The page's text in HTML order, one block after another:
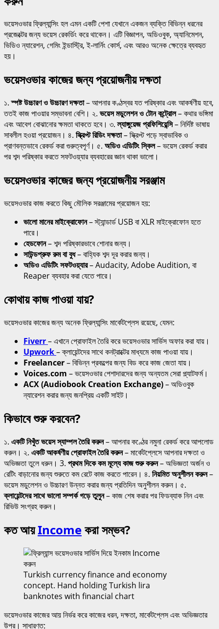
ভয়েসওভার ফ্রিল্যান্সিং হল এমন একটি পেশা যেখানে একজন ব্যক্তি বিভিন্ন ধরনের
প্রজেক্টের জন্য ভয়েস রেকর্ডিং করে থাকেন। এটি বিজ্ঞাপন, অডিওবুক, অ্যানিমেশন,
ভিডিও ন্যারেশন, গেমিং ইন্ডাস্ট্রি, ই-লার্নিং কোর্স, এবং আরও অনেক ক্ষেত্রে ব্যবহৃত
হয়।
ভয়েসওভার কাজের জন্য প্রয়োজনীয় দক্ষতা
১.স্পষ্ট উচ্চারণ ও উচ্চারণ দক্ষতা– আপনার কণ্ঠস্বর যত পরিষ্কার এবং আকর্ষণীয় হবে,
ততই কাজ পাওয়ার সম্ভাবনা বেশি। ২. ভয়েস মডুলেশন ও টোন কন্ট্রোল– কথার ভঙ্গিমা
এবং আবেগ বোঝানোর ক্ষমতা থাকতে হবে। ৩.ল্যাঙ্গুয়েজ প্রফিশিয়েন্সি– নির্দিষ্ট ভাষায়
সাবলীল হওয়া প্রয়োজন। ৪. স্ক্রিপ্ট রিডিং দক্ষতা– স্ক্রিপ্ট পড়ে স্বাভাবিক ও
প্রাণবন্তভাবে রেকর্ড করা গুরুত্বপূর্ণ। ৫. অডিও এডিটিং স্কিল– ভয়েস রেকর্ড করার
পর শব্দ পরিষ্কার করতে সফটওয়্যার ব্যবহারের জ্ঞান থাকা ভালো।
ভয়েসওভার কাজের জন্য প্রয়োজনীয় সরঞ্জাম
ভয়েসওভার কাজ করতে কিছু মৌলিক সরঞ্জামের প্রয়োজন হয়:
ভালো মানের মাইক্রোফোন– স্ট্যান্ডার্ড USB বা XLR মাইক্রোফোন হতে
পারে।
হেডফোন– শব্দ পরিষ্কারভাবে শোনার জন্য।
সাউন্ডপ্রুফ রুম বা বুধ– বাহ্যিক শব্দ দূর করার জন্য।
অডিও এডিটিং সফটওয়্যার– Audacity, Adobe Audition, বা
Reaper ব্যবহার করা যেতে পারে।
কোথায় কাজ পাওয়া যায়?
ভয়েসওভার কাজের জন্য অনেক ফ্রিল্যান্সিং মার্কেটপ্লেস রয়েছে, যেমন:
Fiverr– এখানে প্রোফাইল তৈরি করে ভয়েসওভার সার্ভিস অফার করা যায়।
Upwork– ক্লায়েন্টদের সাথে কনট্রাক্টের মাধ্যমে কাজ পাওয়া যায়।
Freelancer– বিভিন্ন প্রকল্পের জন্য বিড করে কাজ জেতা যায়।
Voices.com – ভয়েসওভার পেশাদারদের জন্য অন্যতম সেরা প্ল্যাটফর্ম।
ACX (Audiobook Creation Exchange)– অডিওবুক
ন্যারেশন করার জন্য জনপ্রিয় একটি সাইট।
কিভাবে শুরু করবেন?
১. একটি নিখুঁত ভয়েস স্যাম্পল তৈরি করুন– আপনার কণ্ঠের নমুনা রেকর্ড করে আপলোড
করুন। ২. একটি আকর্ষণীয় প্রোফাইল তৈরি করুন– মার্কেটপ্লেসে আপনার দক্ষতা ও
অভিজ্ঞতা তুলে ধরুন। 3. প্রথম দিকে কম মূল্যে কাজ শুরু করুন– অভিজ্ঞতা অর্জন ও
রেটিং বাড়ানোর জন্য শুরুতে কম রেটে কাজ করতে পারেন। ৪. নিয়মিত অনুশীলন করুন–
ভয়েস মডুলেশন ও উচ্চারণ উন্নত করার জন্য প্রতিদিন অনুশীলন করুন। ৫.
ক্লায়েন্টদের সাথে ভালো সম্পর্ক গড়ে তুলুন– কাজ শেষ করার পর ফিডব্যাক নিন এবং
রিভিউ সংগ্রহ করুন।
কত আয়Incomeকরা সম্ভব?
Turkish currency finance and economy
concept. Hand holding Turkish lira
banknotes with financial chart
ভয়েসওভার কাজের আয় নির্ভর করে কাজের ধরন, দক্ষতা, মার্কেটপ্লেস এবং অভিজ্ঞতার
উপর। সাধারণত: